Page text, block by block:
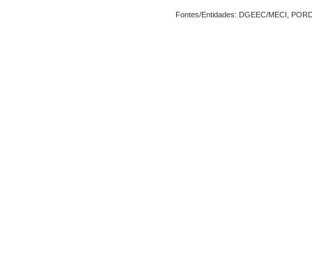
Fontes/Entidades: DGEEC/MECI,